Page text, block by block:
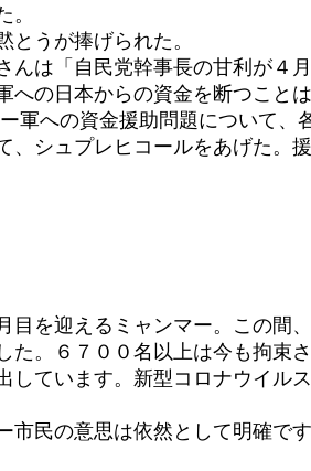
うが捧げられた。
は「自民党幹事長の甘利が４
への日本からの資金を断つこと
への資金援助問題について、
シュプレヒコールをあげた。
を迎えるミャンマー。この間
。６７００名以上は今も拘束
ています。新型コロナウイル
民の意思は依然として明確で